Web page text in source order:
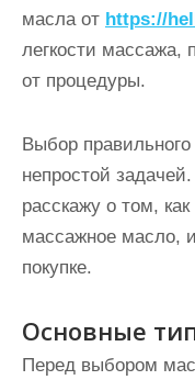
масла от https://
легкости массажа,
от процедуры.
Выбор
непростой
расскажу о том,
массажное масло,
покупке.
Основные
Перед выбором